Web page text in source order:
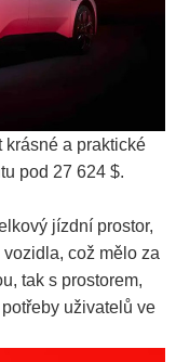
krásné a praktické
pod 27 624 $.
jízdní prostor,
což mělo za
tak s prostorem,
uživatelů ve